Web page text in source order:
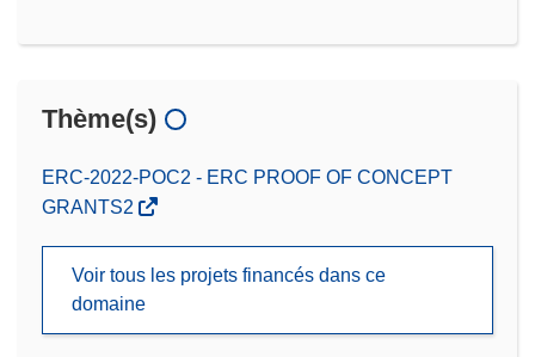
Thème(s)
ERC-2022-POC2 - ERC PROOF OF CONCEPT
GRANTS2
Voir tous les projets financés dans ce
domaine